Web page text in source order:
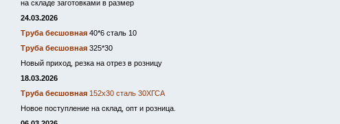
на складе заготовками в размер
24.03.2026
Труба бесшовная 40*6 сталь 10
Труба бесшовная 325*30
Новый приход, резка на отрез в розницу
18.03.2026
Труба бесшовная 152х30 сталь 30ХГСА
Новое поступление на склад, опт и розница.